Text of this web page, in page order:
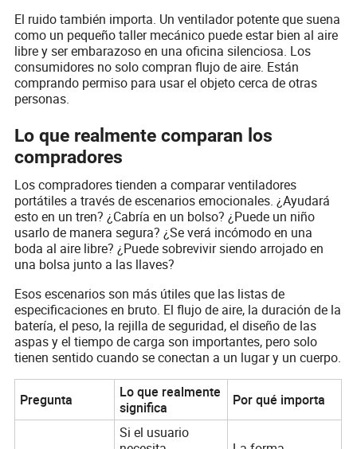
El ruido también importa. Un ventilador potente que suena
como un pequeño taller mecánico puede estar bien al aire
libre y ser embarazoso en una oficina silenciosa. Los
consumidores no solo compran flujo de aire. Están
comprando permiso para usar el objeto cerca de otras
personas.
Lo que realmente comparan los
compradores
Los compradores tienden a comparar ventiladores
portátiles a través de escenarios emocionales. ¿Ayudará
esto en un tren? ¿Cabría en un bolso? ¿Puede un niño
usarlo de manera segura? ¿Se verá incómodo en una
boda al aire libre? ¿Puede sobrevivir siendo arrojado en
una bolsa junto a las llaves?
Esos escenarios son más útiles que las listas de
especificaciones en bruto. El flujo de aire, la duración de la
batería, el peso, la rejilla de seguridad, el diseño de las
aspas y el tiempo de carga son importantes, pero solo
tienen sentido cuando se conectan a un lugar y un cuerpo.
Pregunta
Lo que realmente
significa
Por qué importa
Si el usuario